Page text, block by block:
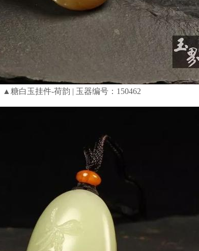
▲糖白玉挂件-荷韵 | 玉器编号：150462